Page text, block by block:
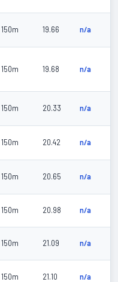
150m 19.66 n/a
150m 19.68 n/a
150m 20.33 n/a
150m 20.42 n/a
150m 20.65 n/a
150m 20.98 n/a
150m 21.09 n/a
150m 21.10 n/a